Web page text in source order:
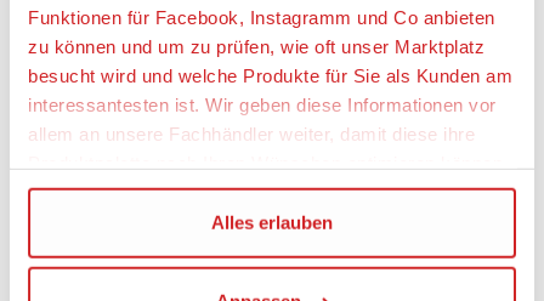
Funktionen für Facebook, Instagramm und Co anbieten
zu können und um zu prüfen, wie oft unser Marktplatz
besucht wird und welche Produkte für Sie als Kunden am
interessantesten ist. Wir geben diese Informationen vor
allem an unsere Fachhändler weiter, damit diese ihre
Wir verwenden den Google Tag Manager um weitere
Dienste einzubinden.
Alles erlauben
• Die Zubehörteile umfassen Lucys Köcher und ein
„STOP“-Schild-Element.
• Kombiniere Ultrakatty mit dem Set „Emmets und
Lucys Flucht-Buggy!“ (70829) und erschaffe den
Ultra-Flucht-Buggy!
MOVIE 2™ nach.
Artikeleigenschaften: